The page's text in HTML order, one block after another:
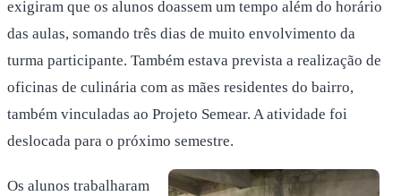
exigiram que os alunos doassem um tempo além do horário
das aulas, somando três dias de muito envolvimento da
turma participante. Também estava prevista a realização de
oficinas de culinária com as mães residentes do bairro,
também vinculadas ao Projeto Semear. A atividade foi
deslocada para o próximo semestre.
Os alunos trabalharam